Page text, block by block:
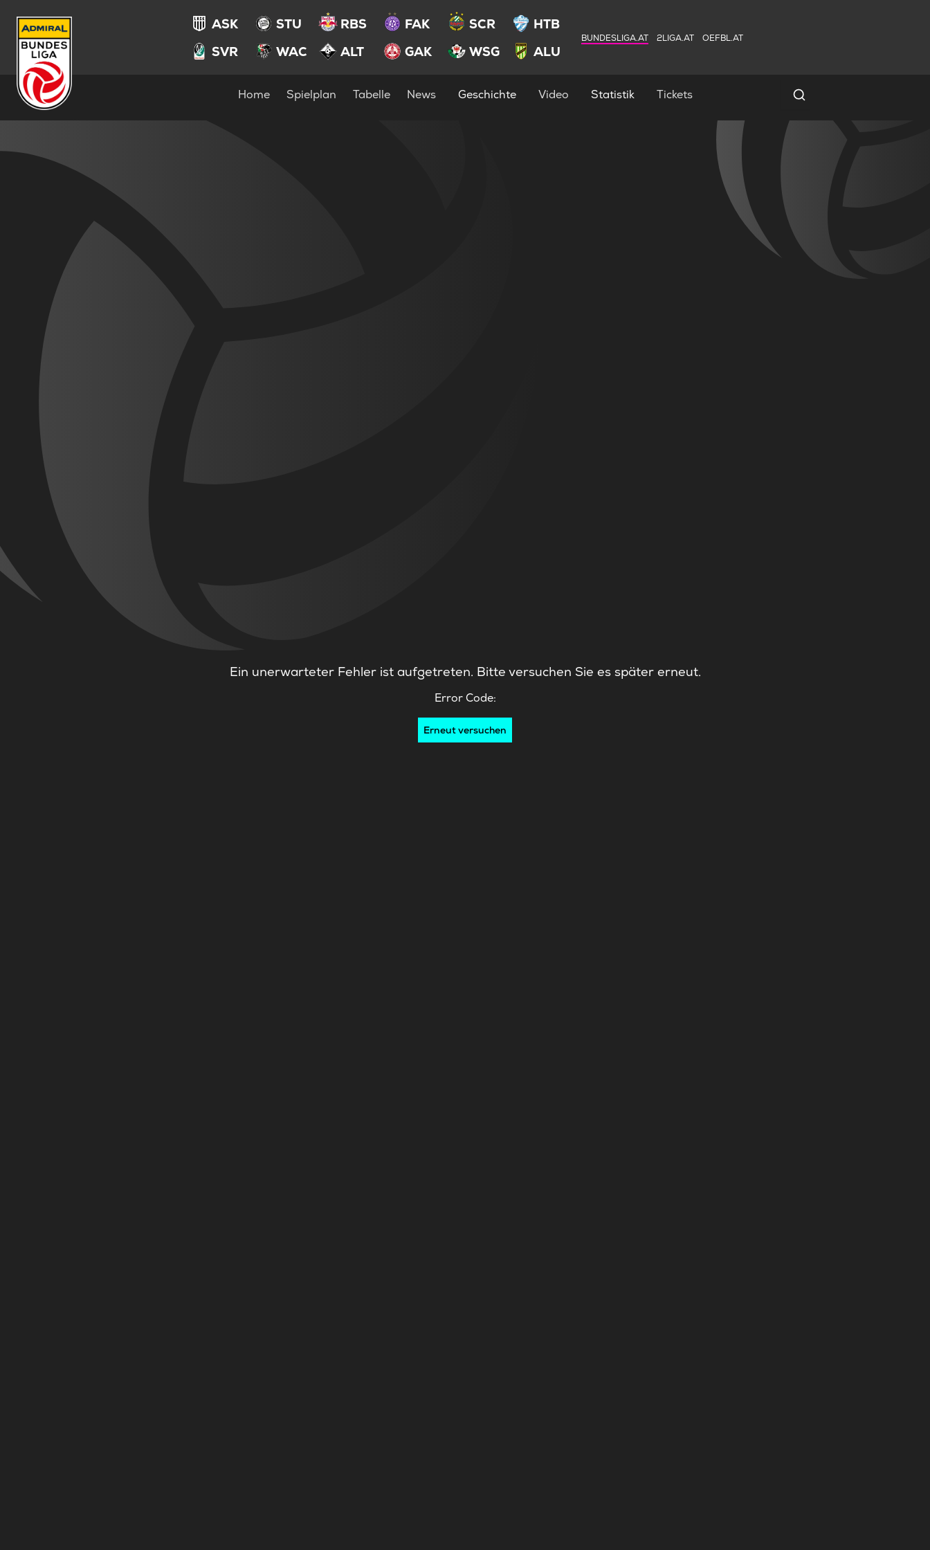
ASK STU RBS FAK SCR
HTB
SVR
WAC ALT GAK WSG ALU
BUNDESLIGA.AT 2LIGA.AT OEFBL.AT
Home Spielplan Tabelle News Geschichte Video Statistik Tickets Spielersuche
Ein unerwarteter Fehler ist aufgetreten. Bitte versuchen Sie es später erneut.
Error Code:
Erneut versuchen